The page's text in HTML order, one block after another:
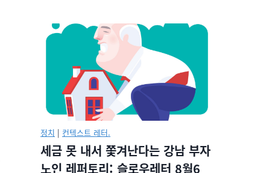
정치 | 컨텍스트 레터.
세금 못 내서 쫓겨난다는 강남 부자
노인 레퍼토리: 슬로우레터 8월6